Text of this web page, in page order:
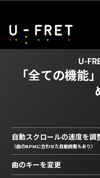
U-
「全ての機能
自動スクロールの速度を調
（曲のBPMに合わせた自動調整もあり）
曲のキーを変更